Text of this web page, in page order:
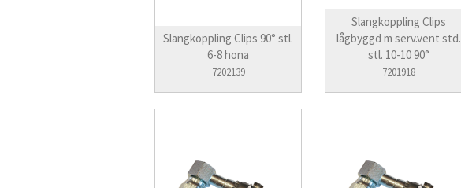
Slangkoppling Clips 90° stl.
6-8 hona
7202139
Slangkoppling Clips
lågbyggd m serv.vent std.
stl. 10-10 90°
7201918